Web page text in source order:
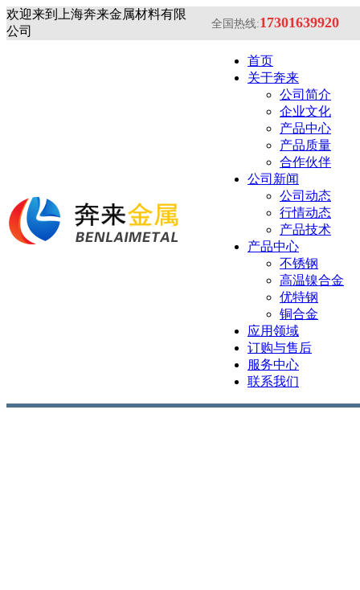
欢迎来到上海奔来金属材料有限
公司
全国热线:17301639920
首页
关于奔来
公司简介
企业文化
产品中心
产品质量
合作伙伴
公司新闻
公司动态
行情动态
产品技术
产品中心
不锈钢
高温镍合金
优特钢
铜合金
应用领域
订购与售后
服务中心
联系我们